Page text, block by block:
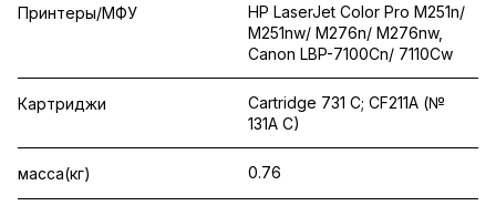
Принтеры/МФУ
HP LaserJet Color Pro M251n/
M251nw/ M276n/ M276nw,
Canon LBP-7100Cn/ 7110Cw
Картриджи
Cartridge 731 C; CF211A (№
131A C)
масса(кг) 0.76